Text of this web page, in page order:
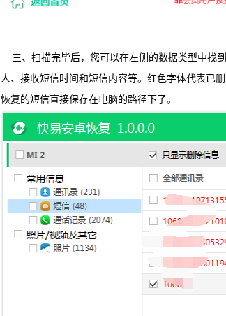
三、扫描完毕后，您可以在左侧的数据类型中找
人、接收短信时间和短信内容等。红色字体代表已
恢复的短信直接保存在电脑的路径下了。